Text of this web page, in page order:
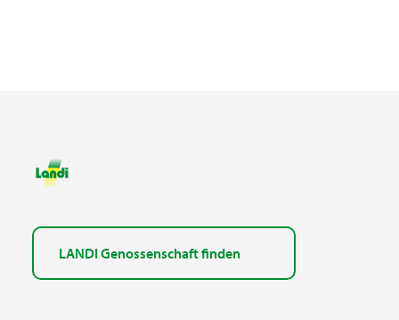
LANDI Genossenschaft finden